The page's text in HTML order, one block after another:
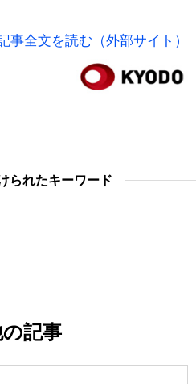
事全文を読む（外部サイト）
られたキーワード
記事